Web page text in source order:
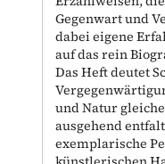
Gegenwart und
dabei eigene
auf das rein
Das Heft deutet
und Natur
ausgehend
exemplarische